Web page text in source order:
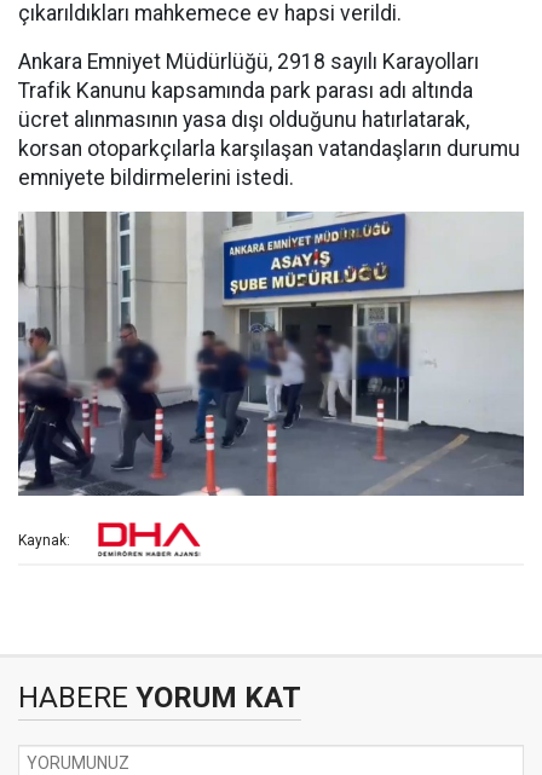
çıkarıldıkları mahkemece ev hapsi verildi.
Ankara Emniyet Müdürlüğü, 2918 sayılı Karayolları
Trafik Kanunu kapsamında park parası adı altında
ücret alınmasının yasa dışı olduğunu hatırlatarak,
korsan otoparkçılarla karşılaşan vatandaşların durumu
emniyete bildirmelerini istedi.
Kaynak:
HABERE YORUM KAT